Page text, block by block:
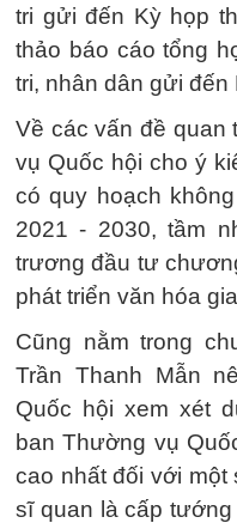
tri gửi đến Kỳ họp
thảo báo cáo tổng
tri, nhân dân gửi đến
Về các vấn đề quan
vụ Quốc hội cho ý
có quy hoạch
2021 - 2030, tầm
trương đầu tư
phát triển văn hóa
Cũng nằm trong
Trần Thanh Mẫn
Quốc hội xem xét
ban Thường vụ
cao nhất đối với
sĩ quan là cấp